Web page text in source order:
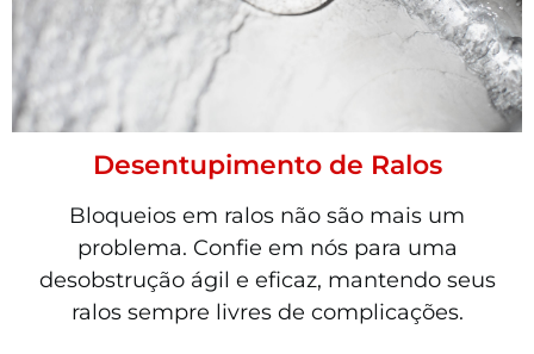
Desentupimento de Ralos
Bloqueios em ralos não são mais um
problema. Confie em nós para uma
desobstrução ágil e eficaz, mantendo seus
ralos sempre livres de complicações.